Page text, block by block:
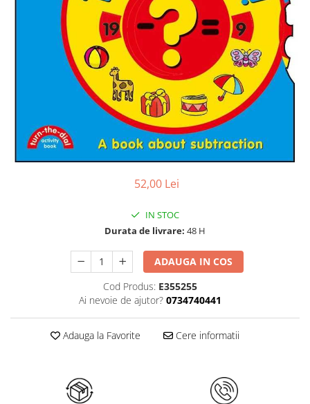
52,00 Lei
IN STOC
Durata de livrare: 48 H
ADAUGA IN COS
Cod Produs: E355255
Ai nevoie de ajutor? 0734740441
Adauga la Favorite Cere informatii